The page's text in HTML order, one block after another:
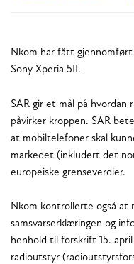
Nkom har fått gjennomført
Sony Xperia 5II.
SAR gir et mål på hvordan
påvirker kroppen. SAR
at mobiltelefoner skal
markedet (inkludert det
europeiske grenseverdier.
Nkom kontrollerte også at
samsvarserklæringen og
henhold til forskrift 15.
radioutstyr